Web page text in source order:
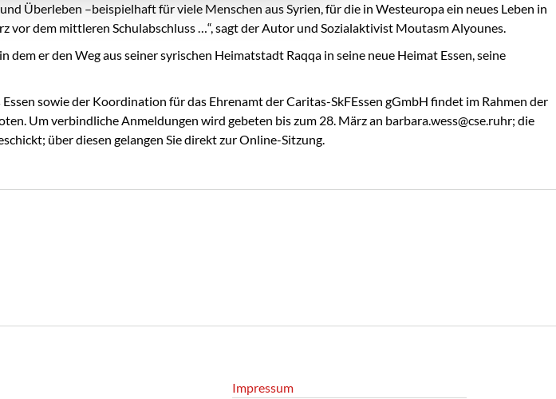
Überleben –beispielhaft für viele Menschen aus Syrien, für die in Westeuropa ein neues Leben in
vor dem mittleren Schulabschluss …“, sagt der Autor und Sozialaktivist Moutasm Alyounes.
er den Weg aus seiner syrischen Heimatstadt Raqqa in seine neue Heimat Essen, seine
sowie der Koordination für das Ehrenamt der Caritas-SkFEssen gGmbH findet im Rahmen der
Um verbindliche Anmeldungen wird gebeten bis zum 28. März an barbara.wess@cse.ruhr; die
über diesen gelangen Sie direkt zur Online-Sitzung.
Impressum